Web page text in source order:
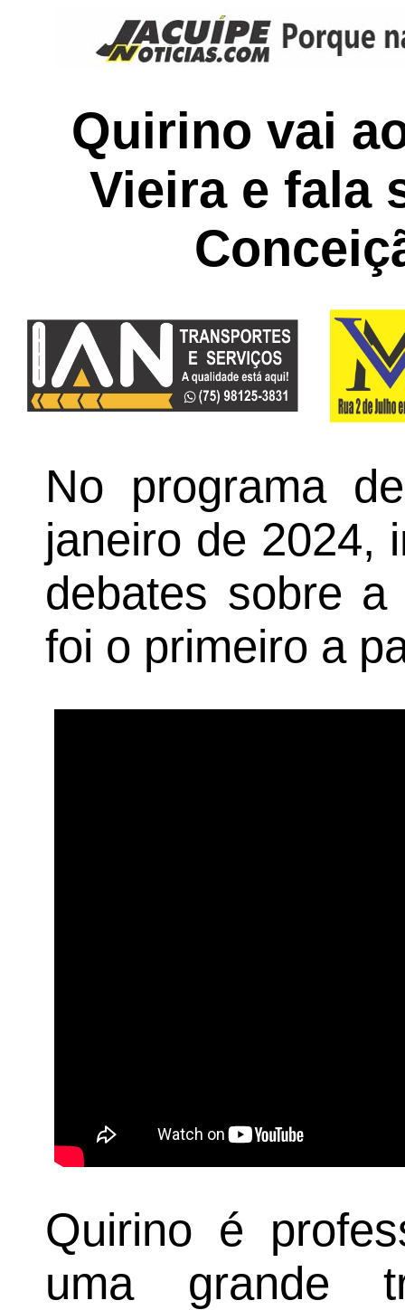
Quirino vai
Vieira e fala
No programa
janeiro de 2024,
debates sobre
foi o primeiro a
Quirino é
uma grande